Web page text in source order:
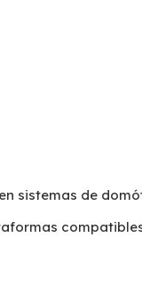
sistemas de